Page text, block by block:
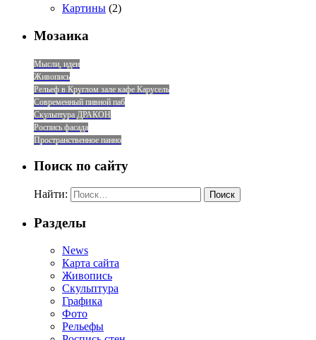
Картины (2)
Мозаика
Мысли, идеи
Живопись
Рельеф в Круглом зале кафе Карусель
Современный пивной паб
Скульптура ДРАКОН
Роспись фасада
Пространственное панно
Поиск по сайту
Найти:
Разделы
News
Карта сайта
Живопись
Скульптура
Графика
Фото
Рельефы